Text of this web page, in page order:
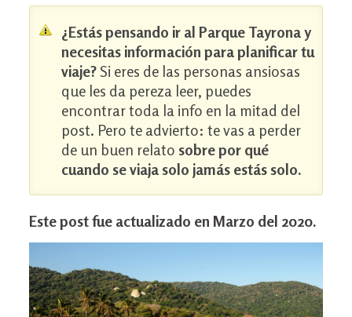
¿Estás pensando ir al Parque Tayrona y
necesitas información para planificar tu
viaje?Si eres de las personas ansiosas
que les da pereza leer, puedes
encontrar toda la info en la mitad del
post. Pero te advierto: te vas a perder
de un buen relato sobre por qué
cuando se viaja solo jamás estás solo.
Este post fue actualizado en Marzo del 2020.